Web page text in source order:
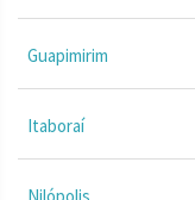
Guapimirim
Itaboraí